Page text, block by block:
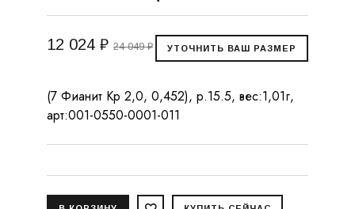
12 024 ₽ 24 049 ₽
(7 Фианит Кр 2,0, 0,452), р.15.5, вес:1,01г,
арт:001-0550-0001-011